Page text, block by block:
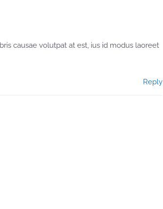
causae volutpat at est, ius id modus laoreet
Reply